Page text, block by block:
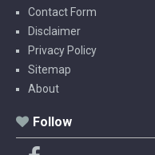
Contact Form
Disclaimer
Privacy Policy
Sitemap
About
Follow